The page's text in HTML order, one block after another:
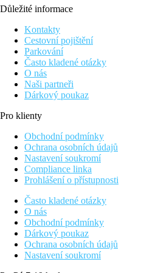
Důležité informace
Kontakty
Cestovní pojištění
Parkování
Často kladené otázky
O nás
Naši partneři
Dárkový poukaz
Pro klienty
Obchodní podmínky
Ochrana osobních údajů
Nastavení soukromí
Compliance linka
Prohlášení o přístupnosti
Často kladené otázky
O nás
Obchodní podmínky
Dárkový poukaz
Ochrana osobních údajů
Nastavení soukromí